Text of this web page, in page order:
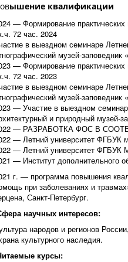
ышение квалификации
— Формирование
72 час. 2024
в выездном семинаре
музей-заповедник
— Формирование
72 час. 2023
в выездном семинаре
музей-заповедник
— Участие в выездном
и природный музей-
— РАЗРАБОТКА ФОС В
— Летний университет ФГБУК
— Летний университет ФГБУК
— Институт дополнительного
г. — программа повышения
при заболеваниях и
Санкт-Петербург.
научных интересов:
народов и регионов
культурного наследия.
курсы: